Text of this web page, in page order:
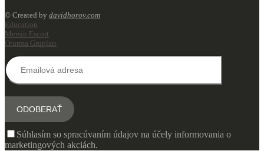
© Created by davidhorov.com
Education
Mersin Escort
Oturma Grupları
Súhlasím so spracúvaním údajov na účely informovania o
marketingových akciách.